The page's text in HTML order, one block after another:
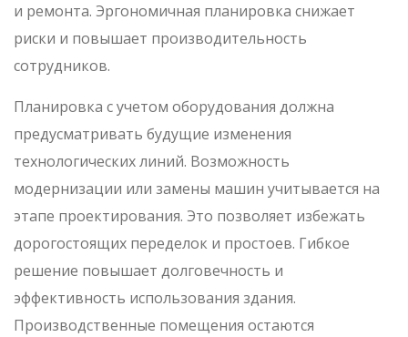
и ремонта. Эргономичная планировка снижает
риски и повышает производительность
сотрудников.
Планировка с учетом оборудования должна
предусматривать будущие изменения
технологических линий. Возможность
модернизации или замены машин учитывается на
этапе проектирования. Это позволяет избежать
дорогостоящих переделок и простоев. Гибкое
решение повышает долговечность и
эффективность использования здания.
Производственные помещения остаются